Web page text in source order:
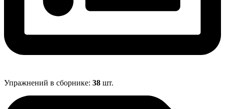
Упражнений в сборнике: 38 шт.